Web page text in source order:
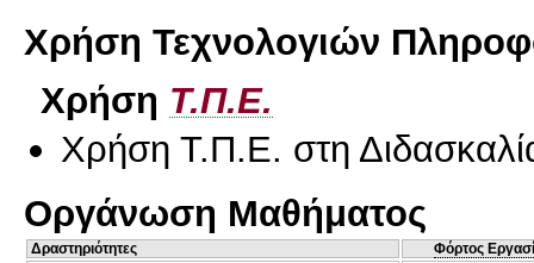
Χρήση Τεχνολογιών
Χρήση Τ.Π.Ε.
Χρήση Τ.Π.Ε. στη
Οργάνωση Μαθήματος
Δραστηριότητες
Φόρτος